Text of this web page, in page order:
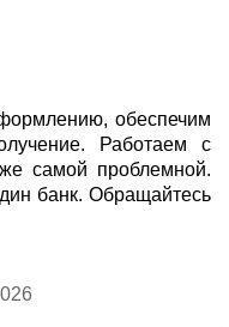
обеспечим
Работаем с
самой проблемной.
банк. Обращайтесь